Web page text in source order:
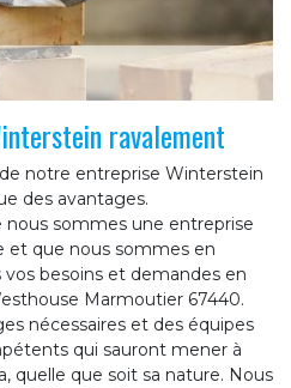
ravalement
notre entreprise Winterstein
des avantages.
sommes une entreprise
et que nous sommes en
besoins et demandes en
Marmoutier 67440.
nécessaires et des équipes
qui sauront mener à
quelle que soit sa nature. Nous